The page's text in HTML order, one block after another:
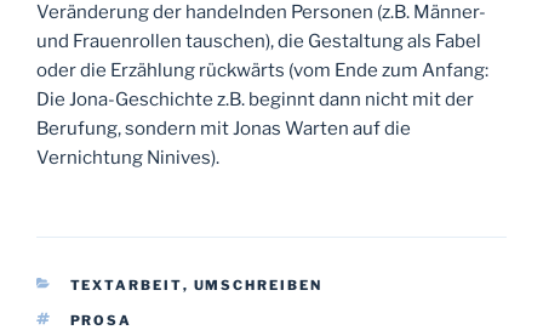
Veränderung der handelnden Personen (z.B. Männer-
und Frauenrollen tauschen), die Gestaltung als Fabel
oder die Erzählung rückwärts (vom Ende zum Anfang:
Die Jona-Geschichte z.B. beginnt dann nicht mit der
Berufung, sondern mit Jonas Warten auf die
Vernichtung Ninives).
KATEGORIEN
TEXTARBEIT, UMSCHREIBEN
SCHLAGWÖRTER
PROSA